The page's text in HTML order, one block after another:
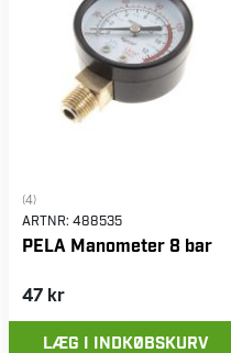
(4)
ARTNR: 488535
PELA Manometer 8 bar
47 kr
LÆG I INDKØBSKURV